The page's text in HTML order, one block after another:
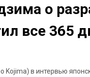
о
все 365
Kojima) в интервью